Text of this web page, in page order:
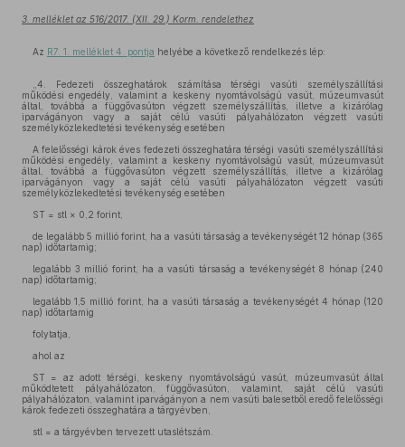
3. melléklet az 516/2017. (XII. 29.) Korm. rendelethez
Az R7. 1. melléklet 4. pontja helyébe a következő rendelkezés lép:
„4. Fedezeti összeghatárok számítása térségi vasúti személyszállítási
működési engedély, valamint a keskeny nyomtávolságú vasút, múzeumvasút
által, továbbá a függővasúton végzett személyszállítás, illetve a kizárólag
iparvágányon vagy a saját célú vasúti pályahálózaton végzett vasúti
személyközlekedtetési tevékenység esetében
A felelősségi károk éves fedezeti összeghatára térségi vasúti személyszállítási
működési engedély, valamint a keskeny nyomtávolságú vasút, múzeumvasút
által, továbbá a függővasúton végzett személyszállítás, illetve a kizárólag
iparvágányon vagy a saját célú vasúti pályahálózaton végzett vasúti
személyközlekedtetési tevékenység esetében
ST = stl × 0,2 forint,
de legalább 5 millió forint, ha a vasúti társaság a tevékenységét 12 hónap (365
nap) időtartamig;
legalább 3 millió forint, ha a vasúti társaság a tevékenységét 8 hónap (240
nap) időtartamig;
legalább 1,5 millió forint, ha a vasúti társaság a tevékenységét 4 hónap (120
nap) időtartamig
folytatja,
ahol az
ST = az adott térségi, keskeny nyomtávolságú vasút, múzeumvasút által
működtetett pályahálózaton, függővasúton, valamint, saját célú vasúti
pályahálózaton, valamint iparvágányon a nem vasúti balesetből eredő felelősségi
károk fedezeti összeghatára a tárgyévben,
stl = a tárgyévben tervezett utaslétszám.